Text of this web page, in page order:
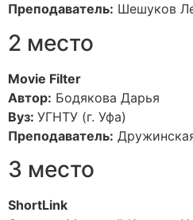
Преподаватель: Шешуков
2 место
Movie Filter
Автор: Бодякова Дарья
Вуз: УГНТУ (г. Уфа)
Преподаватель:
3 место
ShortLink